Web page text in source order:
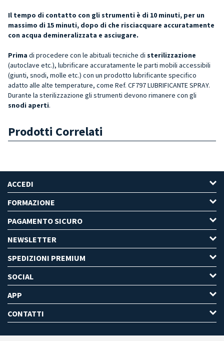
Il tempo di contatto con gli strumenti è di 10 minuti, per un
massimo di 15 minuti, dopo di che risciacquare accuratamente
con acqua demineralizzata e asciugare.
Prima di procedere con le abituali tecniche di sterilizzazione
(autoclave etc.), lubrificare accuratamente le parti mobili accessibili
(giunti, snodi, molle etc.) con un prodotto lubrificante specifico
adatto alle alte temperature, come Ref. CF797 LUBRIFICANTE SPRAY.
Durante la sterilizzazione gli strumenti devono rimanere con gli
snodi aperti.
Prodotti Correlati
ACCEDI
FORMAZIONE
PAGAMENTO SICURO
NEWSLETTER
SPEDIZIONI PREMIUM
SOCIAL
APP
CONTATTI